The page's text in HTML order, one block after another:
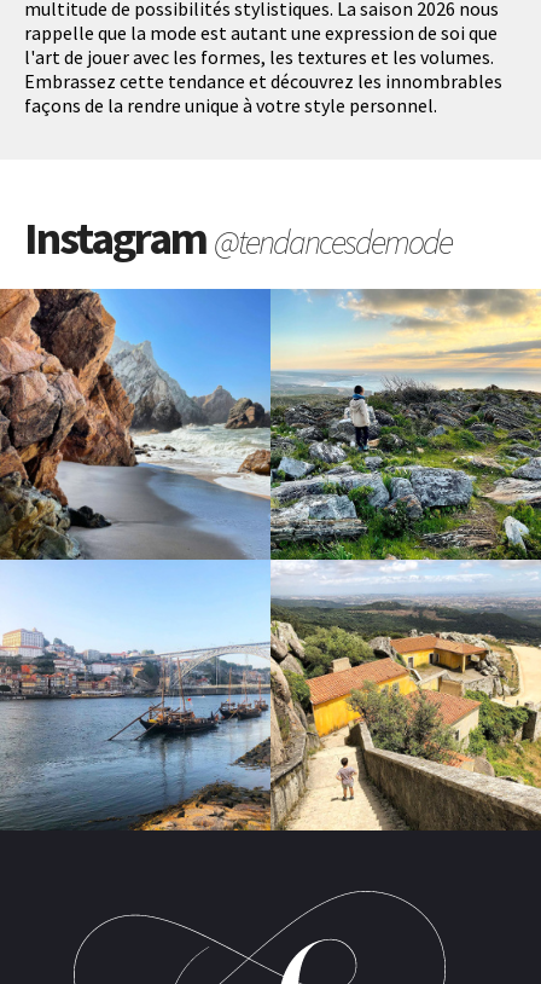
multitude de possibilités stylistiques. La saison 2026 nous
rappelle que la mode est autant une expression de soi que
l'art de jouer avec les formes, les textures et les volumes.
Embrassez cette tendance et découvrez les innombrables
façons de la rendre unique à votre style personnel.
Instagram@tendancesdemode